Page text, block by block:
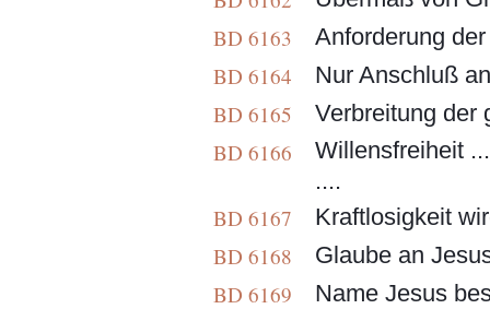
BD 6163
Anforderung
BD 6164
Nur Anschluß
BD 6165
Verbreitung der
BD 6166
Willensfreiheit
....
BD 6167
Kraftlosigkeit
BD 6168
Glaube an
BD 6169
Name Jesus